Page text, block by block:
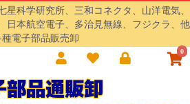
星科学研究所、三和コネクタ、山洋電気、
日本航空電子、多治見無線、フジクラ、他
種電子部品販売卸
0
部品通販卸